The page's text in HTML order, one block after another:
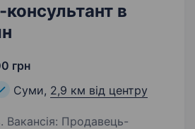
в
грн
Суми, 2,9 км від центру